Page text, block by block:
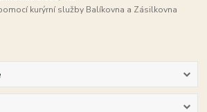
kurýrní služby Balíkovna a Zásilkovna